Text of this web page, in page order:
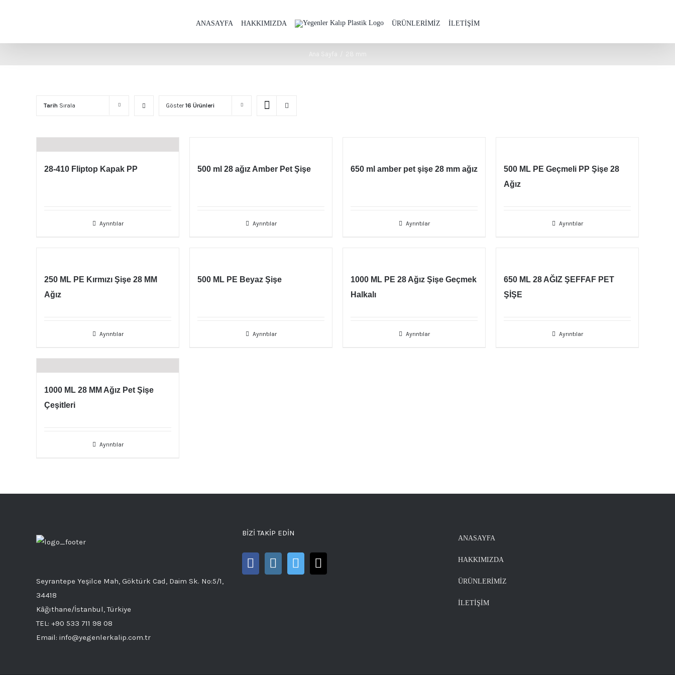
ANASAYFA HAKKIMIZDA ÜRÜNLERİMİZ İLETİŞİM
Ana Sayfa 28 mm
Tarih Sırala Göster16 Ürünleri
28-410 Fliptop Kapak PP
Ayrıntılar
500 ml 28 ağız Amber Pet Şişe
Ayrıntılar
650 ml amber pet şişe 28 mm ağız
Ayrıntılar
500 ML PE Geçmeli PP Şişe 28
Ağız
Ayrıntılar
250 ML PE Kırmızı Şişe 28 MM
Ağız
Ayrıntılar
500 ML PE Beyaz Şişe
Ayrıntılar
1000 ML PE 28 Ağız Şişe Geçmek
Halkalı
Ayrıntılar
650 ML 28 AĞIZ ŞEFFAF PET
ŞİŞE
Ayrıntılar
1000 ML 28 MM Ağız Pet Şişe
Çeşitleri
Ayrıntılar
Seyrantepe Yeşilce Mah, Göktürk Cad, Daim Sk. No:5/1,
34418
Kâğıthane/İstanbul, Türkiye
TEL: +90 533 711 98 08
Email: info@yegenlerkalip.com.tr
BİZİ TAKİP EDİN
ANASAYFA
HAKKIMIZDA
ÜRÜNLERİMİZ
İLETİŞİM